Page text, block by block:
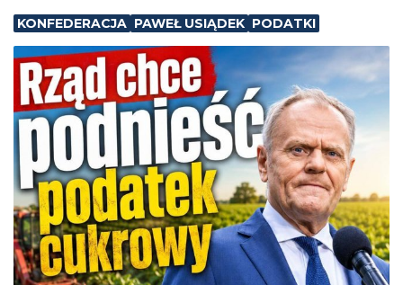
KONFEDERACJA PAWEŁ USIĄDEK PODATKI